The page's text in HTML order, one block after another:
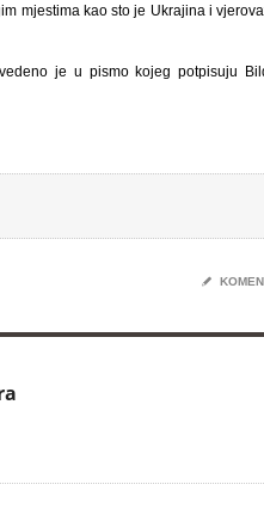
mjestima kao sto je Ukrajina i
je u pismo kojeg potpisuju
✎